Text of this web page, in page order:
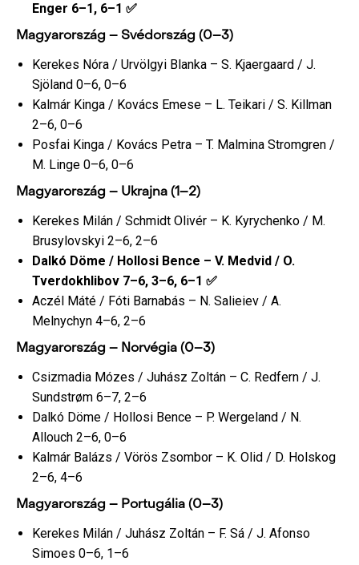
Enger 6–1, 6–1 ✅
Magyarország – Svédország (0–3)
Kerekes Nóra / Urvölgyi Blanka – S. Kjaergaard / J.
Sjöland 0–6, 0–6
Kalmár Kinga / Kovács Emese – L. Teikari / S. Killman
2–6, 0–6
Posfai Kinga / Kovács Petra – T. Malmina Stromgren /
M. Linge 0–6, 0–6
Magyarország – Ukrajna (1–2)
Kerekes Milán / Schmidt Olivér – K. Kyrychenko / M.
Brusylovskyi 2–6, 2–6
Dalkó Döme / Hollosi Bence – V. Medvid / O.
Tverdokhlibov 7–6, 3–6, 6–1 ✅
Aczél Máté / Fóti Barnabás – N. Salieiev / A.
Melnychyn 4–6, 2–6
Magyarország – Norvégia (0–3)
Csizmadia Mózes / Juhász Zoltán – C. Redfern / J.
Sundstrøm 6–7, 2–6
Dalkó Döme / Hollosi Bence – P. Wergeland / N.
Allouch 2–6, 0–6
Kalmár Balázs / Vörös Zsombor – K. Olid / D. Holskog
2–6, 4–6
Magyarország – Portugália (0–3)
Kerekes Milán / Juhász Zoltán – F. Sá / J. Afonso
Simoes 0–6, 1–6